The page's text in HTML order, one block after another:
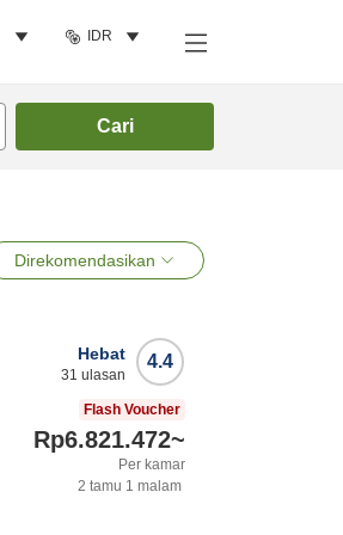
IDR
Cari
Direkomendasikan
4.4
Hebat
31 ulasan
Flash Voucher
Rp6.821.472~
Per kamar
2 tamu 1 malam